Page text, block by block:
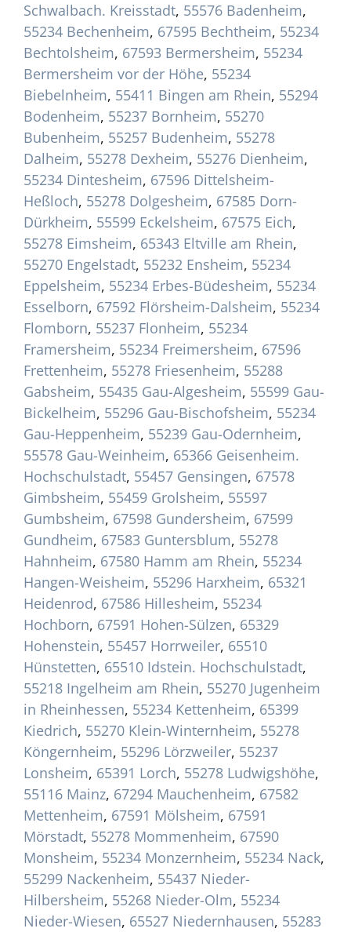
Schwalbach. Kreisstadt, 55576 Badenheim,
55234 Bechenheim, 67595 Bechtheim, 55234
Bechtolsheim, 67593 Bermersheim, 55234
Bermersheim vor der Höhe, 55234
Biebelnheim, 55411 Bingen am Rhein, 55294
Bodenheim, 55237 Bornheim, 55270
Bubenheim, 55257 Budenheim, 55278
Dalheim, 55278 Dexheim, 55276 Dienheim,
55234 Dintesheim, 67596 Dittelsheim-
Heßloch, 55278 Dolgesheim, 67585 Dorn-
Dürkheim, 55599 Eckelsheim, 67575 Eich,
55278 Eimsheim, 65343 Eltville am Rhein,
55270 Engelstadt, 55232 Ensheim, 55234
Eppelsheim, 55234 Erbes-Büdesheim, 55234
Esselborn, 67592 Flörsheim-Dalsheim, 55234
Flomborn, 55237 Flonheim, 55234
Framersheim, 55234 Freimersheim, 67596
Frettenheim, 55278 Friesenheim, 55288
Gabsheim, 55435 Gau-Algesheim, 55599 Gau-
Bickelheim, 55296 Gau-Bischofsheim, 55234
Gau-Heppenheim, 55239 Gau-Odernheim,
55578 Gau-Weinheim, 65366 Geisenheim.
Hochschulstadt, 55457 Gensingen, 67578
Gimbsheim, 55459 Grolsheim, 55597
Gumbsheim, 67598 Gundersheim, 67599
Gundheim, 67583 Guntersblum, 55278
Hahnheim, 67580 Hamm am Rhein, 55234
Hangen-Weisheim, 55296 Harxheim, 65321
Heidenrod, 67586 Hillesheim, 55234
Hochborn, 67591 Hohen-Sülzen, 65329
Hohenstein, 55457 Horrweiler, 65510
Hünstetten, 65510 Idstein. Hochschulstadt,
55218 Ingelheim am Rhein, 55270 Jugenheim
in Rheinhessen, 55234 Kettenheim, 65399
Kiedrich, 55270 Klein-Winternheim, 55278
Köngernheim, 55296 Lörzweiler, 55237
Lonsheim, 65391 Lorch, 55278 Ludwigshöhe,
55116 Mainz, 67294 Mauchenheim, 67582
Mettenheim, 67591 Mölsheim, 67591
Mörstadt, 55278 Mommenheim, 67590
Monsheim, 55234 Monzernheim, 55234 Nack,
55299 Nackenheim, 55437 Nieder-
Hilbersheim, 55268 Nieder-Olm, 55234
Nieder-Wiesen, 65527 Niedernhausen, 55283